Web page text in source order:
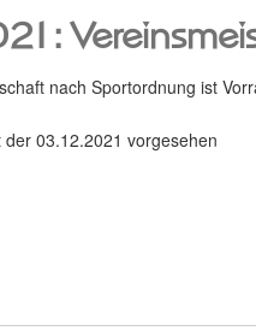
nach Sportordnung ist
03.12.2021 vorgesehen